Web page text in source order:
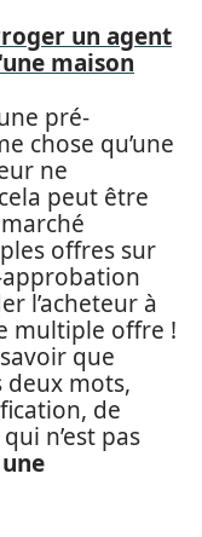
un agent
maison
pré-
chose qu’une
ne
peut être
offres sur
l’acheteur à
multiple offre !
que
mots,
de
n’est pas